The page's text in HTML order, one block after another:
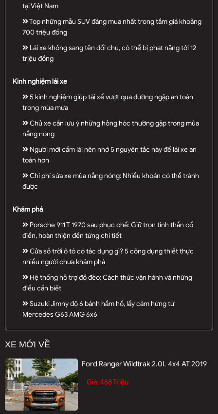
tại Việt Nam
Top những mẫu SUV đáng mua nhất trong tầm giá khoảng
700 triệu đồng
Lái xe không sang tên đổi chủ, có thể bị phạt nặng tới 12
triệu đồng
Kinh nghiệm lái xe
5 kinh nghiệm giúp tài xế vượt qua đường ngập an toàn
trong mùa mưa
Chủ xe cần lưu ý những hỏng hóc thường gặp trong mùa
nắng nóng
Người mới cầm lái nên nhớ 5 nguyên tắc này để lái xe an
toàn hơn
Chi phí sửa xe mùa nắng nóng: Nhiều khoản có thể tránh
được
Khám phá
Porsche 911 T 1970 sau phục chế: Giữ trọn tinh thần cổ
điển, hoàn thiện đến từng chi tiết
Cửa sổ trời ô tô có tác dụng gì? 5 công dụng thiết thực
nhiều người chưa khám phá
Hệ thống hỗ trợ đổ đèo: Cách thức vận hành và những
điều cần biết
Suzuki Jimny độ 6 bánh hầm hố, lấy cảm hứng từ
Mercedes G63 AMG 6x6
XE MỚI VỀ
Ford Ranger Wildtrak 2.0L 4x4 AT 2019
Giá:468 Triệu